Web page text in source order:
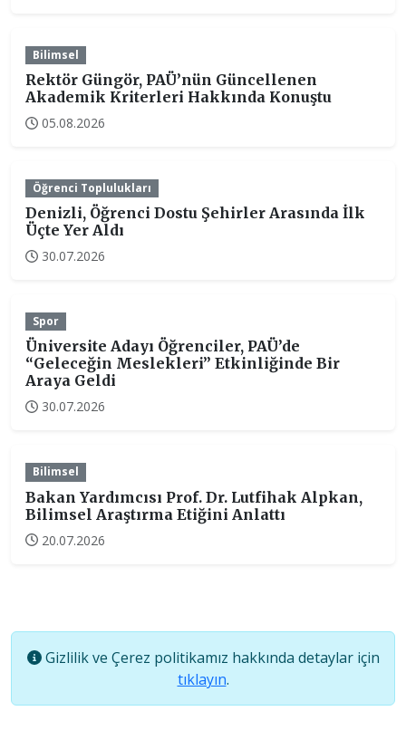
Bilimsel
Rektör Güngör, PAÜ’nün Güncellenen
Akademik Kriterleri Hakkında Konuştu
05.08.2026
Öğrenci Toplulukları
Denizli, Öğrenci Dostu Şehirler Arasında İlk
Üçte Yer Aldı
30.07.2026
Spor
Üniversite Adayı Öğrenciler, PAÜ’de
“Geleceğin Meslekleri” Etkinliğinde Bir
Araya Geldi
30.07.2026
Bilimsel
Bakan Yardımcısı Prof. Dr. Lutfihak Alpkan,
Bilimsel Araştırma Etiğini Anlattı
20.07.2026
Gizlilik ve Çerez politikamız hakkında detaylar için
tıklayın.